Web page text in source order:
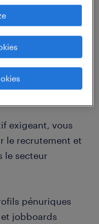
l'Assistant
exigeant, vous
le recrutement et
le secteur
pénuriques
jobboards